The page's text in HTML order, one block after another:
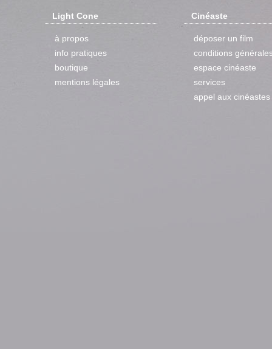
Light Cone
à propos
info pratiques
boutique
mentions légales
Cinéaste
déposer un film
conditions
espace cinéaste
services
appel aux cinéastes